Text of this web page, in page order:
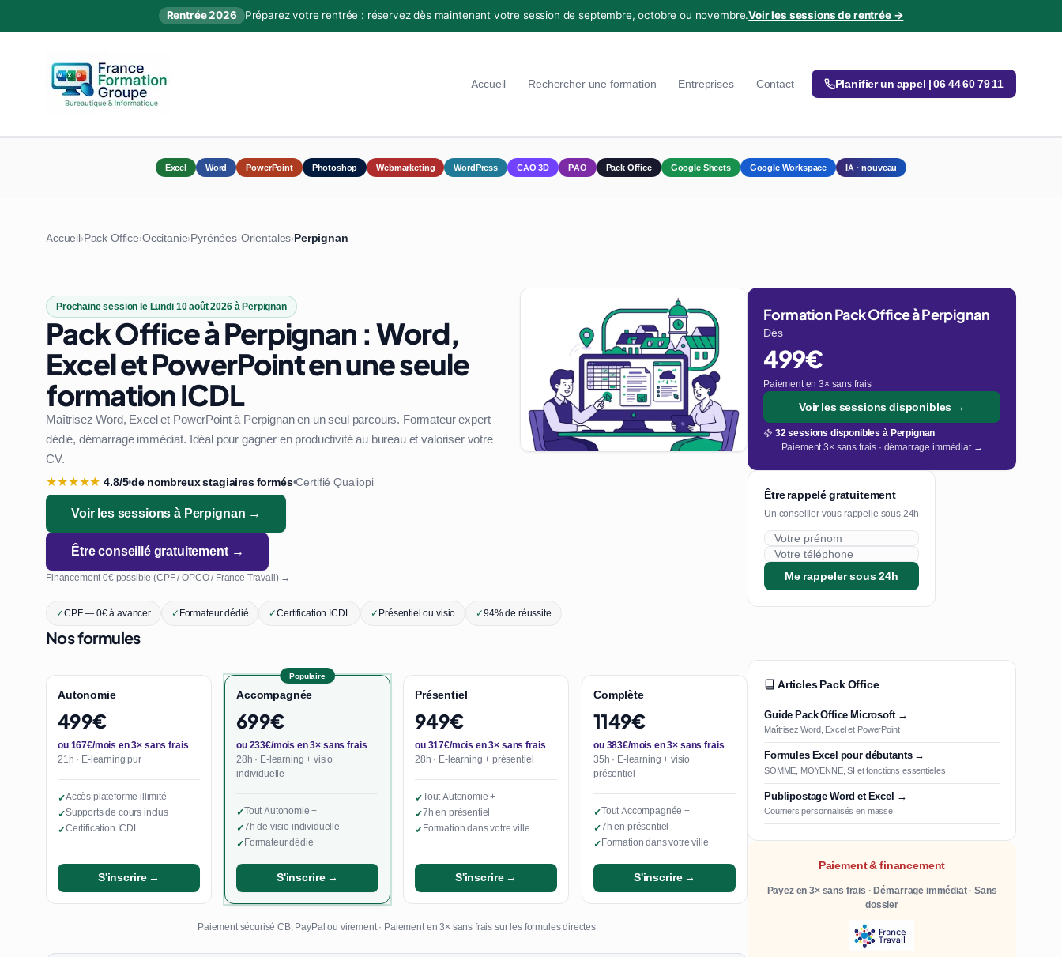
Rentrée 2026 Préparez votre rentrée : réservez dès maintenant votre session de septembre, octobre ou novembre.Voir les sessions de rentrée →
Accueil Rechercher une formation Entreprises Contact Planifier un appel | 06 44 60 79 11
Excel Word PowerPoint Photoshop Webmarketing WordPress CAO 3D PAO Pack Office Google Sheets Google Workspace IA · nouveau
Accueil›Pack Office›Occitanie›Pyrénées-Orientales›Perpignan
Prochaine session le Lundi 10 août 2026 à Perpignan
Pack Office à Perpignan : Word,
Excel et PowerPoint en une seule
formation ICDL
Maîtrisez Word, Excel et PowerPoint à Perpignan en un seul parcours. Formateur expert
dédié, démarrage immédiat. Idéal pour gagner en productivité au bureau et valoriser votre
CV.
★★★★★ 4.8/5•de nombreux stagiaires formés•Certifié Qualiopi
Voir les sessions à Perpignan →
Être conseillé gratuitement →
Financement 0€ possible (CPF / OPCO / France Travail) →
✓CPF — 0€ à avancer ✓Formateur dédié ✓Certification ICDL ✓Présentiel ou visio ✓94% de réussite
Nos formules
Autonomie
499€
ou 167€/mois en 3× sans frais
21h · E-learning pur
✓Accès plateforme illimité
✓Supports de cours inclus
✓Certification ICDL
S'inscrire →
Populaire
Accompagnée
699€
ou 233€/mois en 3× sans frais
28h · E-learning + visio
individuelle
✓Tout Autonomie +
✓7h de visio individuelle
✓Formateur dédié
S'inscrire →
Présentiel
949€
ou 317€/mois en 3× sans frais
28h · E-learning + présentiel
✓Tout Autonomie +
✓7h en présentiel
✓Formation dans votre ville
S'inscrire →
Complète
1149€
ou 383€/mois en 3× sans frais
35h · E-learning + visio +
présentiel
✓Tout Accompagnée +
✓7h en présentiel
✓Formation dans votre ville
S'inscrire →
Paiement sécurisé CB, PayPal ou virement · Paiement en 3× sans frais sur les formules directes
Formation Pack Office à Perpignan
Dès
499€
Paiement en 3× sans frais
Voir les sessions disponibles →
32 sessions disponibles à Perpignan
Paiement 3× sans frais · démarrage immédiat →
Être rappelé gratuitement
Un conseiller vous rappelle sous 24h
Me rappeler sous 24h
Articles Pack Office
Guide Pack Office Microsoft →
Maîtrisez Word, Excel et PowerPoint
Formules Excel pour débutants →
SOMME, MOYENNE, SI et fonctions essentielles
Publipostage Word et Excel →
Courriers personnalisés en masse
Paiement & financement
Payez en 3× sans frais · Démarrage immédiat · Sans
dossier